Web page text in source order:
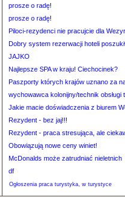
prosze o radę!
prosze o radę!
Piloci-rezydenci nie pracujcie dla
Dobry system rezerwacji hoteli
JAJKO
Najlepsze SPA w kraju! Ciechocinek?
Paszporty których krajów uznano za
wychowawca kolonijny/technik
Jakie macie doświadczenia z biurem
Rezydent - bez jaj!!!
Rezydent - praca stresująca, ale
Obowiązują nowe ceny winiet!
McDonalds może zatrudniać nieletnich
df
Ogłoszenia praca turystyka, w turystyce